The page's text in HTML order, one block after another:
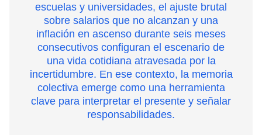
escuelas y universidades, el ajuste brutal
sobre salarios que no alcanzan y una
inflación en ascenso durante seis meses
consecutivos configuran el escenario de
una vida cotidiana atravesada por la
incertidumbre. En ese contexto, la memoria
colectiva emerge como una herramienta
clave para interpretar el presente y señalar
responsabilidades.